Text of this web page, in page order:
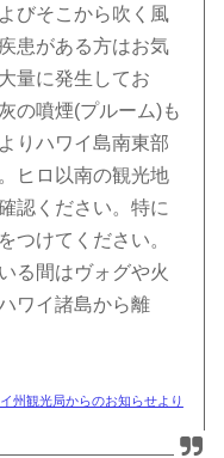
びそこから吹く風
患がある方はお気
量に発生してお
の噴煙(プルーム)も
りハワイ島南東部
ヒロ以南の観光地
認ください。特に
つけてください。
る間はヴォグや火
ワイ諸島から離
州観光局からのお知らせより